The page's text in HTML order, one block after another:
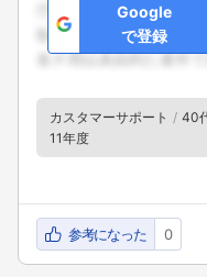
Google
で登録
カスタマーサポート 40
11年度
参考になった 0